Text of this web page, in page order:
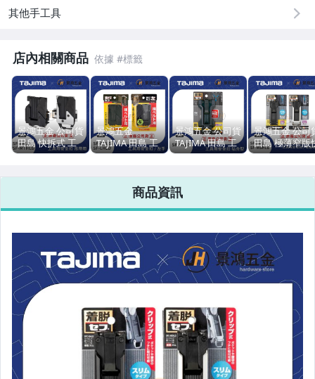
牧田電動工具-插電系列
牧田手工具
Dewalt 得偉
Dewalt 得偉軍刀鋸片
BOSCH園藝
BOSCH配件
HiKOKI電動工具
REXON力山
STIHL德國鏈鋸.手工具
其他手工具
店內相關商品
景鴻五金 公司貨
田島 快拆式 工
具用安全扣(安
樹脂 金屬 SF-
景鴻五金
TAJIMA 田島 工
具用 安全扣 插
右手 SF-CHLD
左手 SF-LHLD
隨貨附發票
景鴻五金 公司貨
TAJIMA 田島 工
具用安全扣 貼合
寬 安全扣 隨貨
附發票
景鴻五金 公司
田島 極薄窄版
扣 SF-SHLD SF-
全扣 輕量 快扣
商品資訊